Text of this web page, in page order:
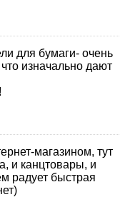
для бумаги- очень
изначально дают
магазином, тут
и канцтовары, и
радует быстрая